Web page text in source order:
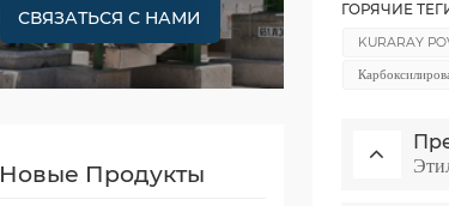
СВЯЗАТЬСЯ С НАМИ
Новые Продукты
ГОРЯЧИЕ
KURARAY